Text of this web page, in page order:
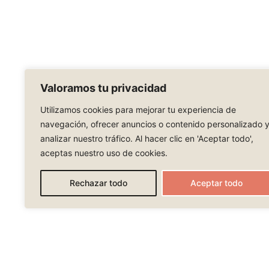
Valoramos tu privacidad
Utilizamos cookies para mejorar tu experiencia de
navegación, ofrecer anuncios o contenido personalizado y
analizar nuestro tráfico. Al hacer clic en 'Aceptar todo',
aceptas nuestro uso de cookies.
Rechazar todo Aceptar todo